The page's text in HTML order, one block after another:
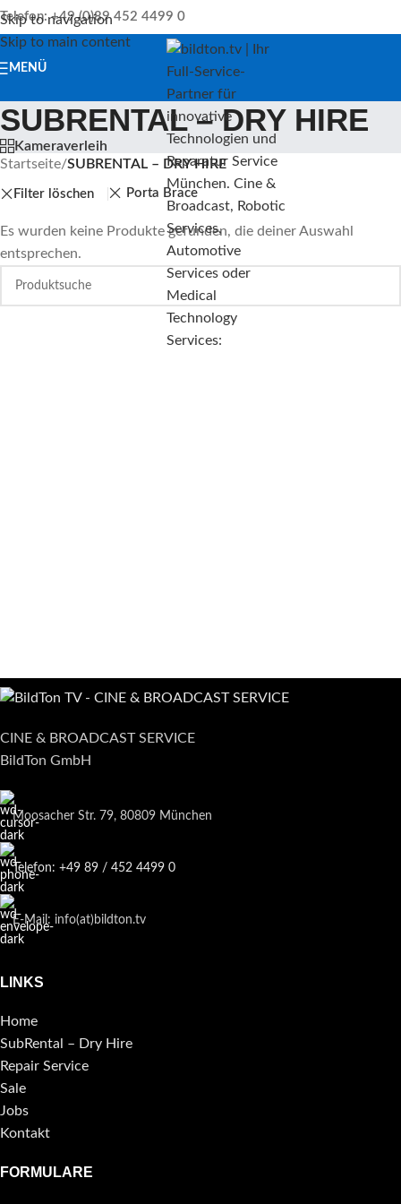
Skip to navigation
Skip to main content
Telefon: +49 (0)89 452 4499 0
MENÜ
SUBRENTAL – DRY HIRE
Kameraverleih
Startseite/SUBRENTAL – DRY HIRE
Filter löschen Porta Brace
Es wurden keine Produkte gefunden, die deiner Auswahl
entsprechen.
CINE & BROADCAST SERVICE
BildTon GmbH
Moosacher Str. 79, 80809 München
Telefon: +49 89 / 452 4499 0
E-Mail: info(at)bildton.tv
LINKS
Home
SubRental – Dry Hire
Repair Service
Sale
Jobs
Kontakt
FORMULARE